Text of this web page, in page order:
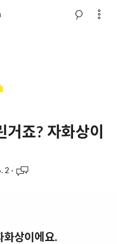
죠? 자화상이
2 ·
화상이에요.